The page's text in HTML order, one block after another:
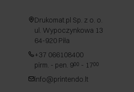
Drukomat.pl Sp. z o. o.
ul. Wypoczynkowa 13
64-920 Piła
+37 066108400
pirm. - pen. 900 - 1700
info@printendo.lt